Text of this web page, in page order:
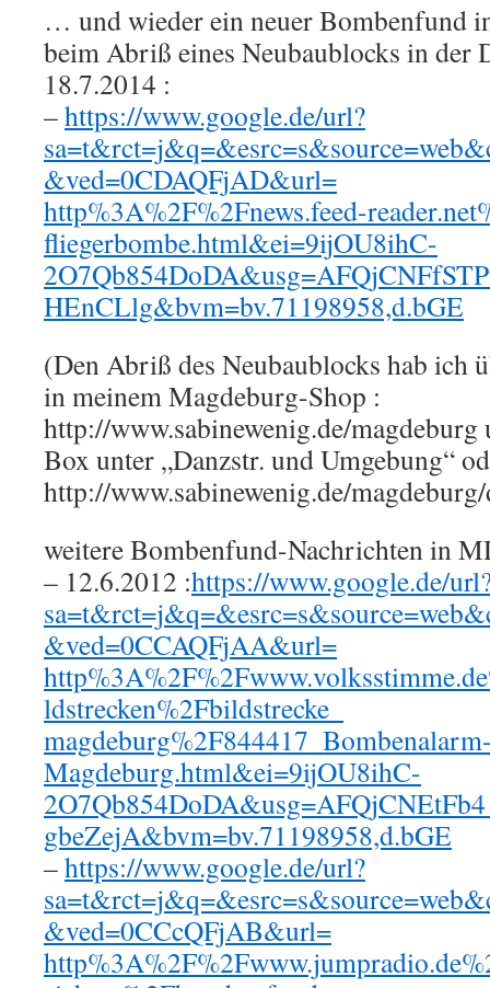
… und wieder ein neuer Bombenfund
beim Abriß eines Neubaublocks in der
18.7.2014 :
–https://www.google.de/url?
&ved=0CDAQFjAD&url=
http%3A%2F%2Fnews.feed-
fliegerbombe.html&ei=9ijOU8ihC-
HEnCLlg&bvm=bv.71198958,d.bGE
(Den Abriß des Neubaublocks hab ich
in meinem Magdeburg-Shop :
http://www.sabinewenig.de/
Box unter „Danzstr. und Umgebung“
http://www.sabinewenig.de/
weitere Bombenfund-Nachrichten in
– 12.6.2012 :https://www.google.de/
&ved=0CCAQFjAA&url=
ldstrecken%2Fbildstrecke_
Magdeburg.html&ei=9ijOU8ihC-
gbeZejA&bvm=bv.71198958,d.bGE
–https://www.google.de/url?
&ved=0CCcQFjAB&url=